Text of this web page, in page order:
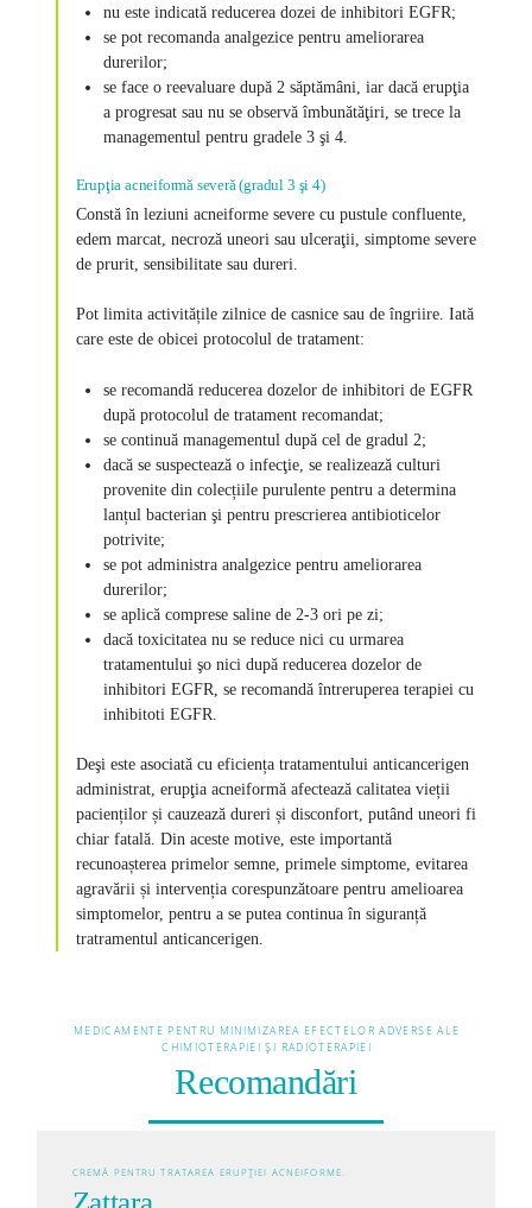
nu este indicată reducerea dozei de inhibitori EGFR;
se pot recomanda analgezice pentru ameliorarea
durerilor;
se face o reevaluare după 2 săptămâni, iar dacă erupţia
a progresat sau nu se observă îmbunătăţiri, se trece la
managementul pentru gradele 3 şi 4.
Erupţia acneiformă severă (gradul 3 şi 4)
Constă în leziuni acneiforme severe cu pustule confluente,
edem marcat, necroză uneori sau ulceraţii, simptome severe
de prurit, sensibilitate sau dureri.
Pot limita activitățile zilnice de casnice sau de îngriire. Iată
care este de obicei protocolul de tratament:
se recomandă reducerea dozelor de inhibitori de EGFR
după protocolul de tratament recomandat;
se continuă managementul după cel de gradul 2;
dacă se suspectează o infecţie, se realizează culturi
provenite din colecțiile purulente pentru a determina
lanțul bacterian şi pentru prescrierea antibioticelor
potrivite;
se pot administra analgezice pentru ameliorarea
durerilor;
se aplică comprese saline de 2-3 ori pe zi;
dacă toxicitatea nu se reduce nici cu urmarea
tratamentului şo nici după reducerea dozelor de
inhibitori EGFR, se recomandă întreruperea terapiei cu
inhibitoti EGFR.
Deşi este asociată cu eficiența tratamentului anticancerigen
administrat, erupţia acneiformă afectează calitatea vieții
pacienților și cauzează dureri și disconfort, putând uneori fi
chiar fatală. Din aceste motive, este importantă
recunoașterea primelor semne, primele simptome, evitarea
agravării și intervenția corespunzătoare pentru amelioarea
simptomelor, pentru a se putea continua în siguranță
tratramentul anticancerigen.
MEDICAMENTE PENTRU MINIMIZAREA EFECTELOR ADVERSE ALE
CHIMIOTERAPIEI ȘI RADIOTERAPIEI
Recomandări
CREMĂ PENTRU TRATAREA ERUPȚIEI ACNEIFORME.
Zattara